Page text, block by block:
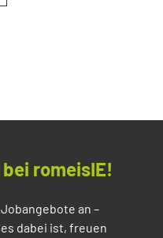
romeisIE!
an –
dabei ist, freuen